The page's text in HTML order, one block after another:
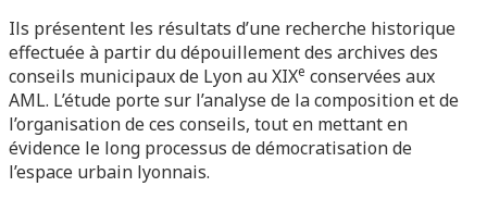
Ils présentent les résultats d’une recherche historique
effectuée à partir du dépouillement des archives des
conseils municipaux de Lyon au XIXe conservées aux
AML. L’étude porte sur l’analyse de la composition et de
l’organisation de ces conseils, tout en mettant en
évidence le long processus de démocratisation de
l’espace urbain lyonnais.